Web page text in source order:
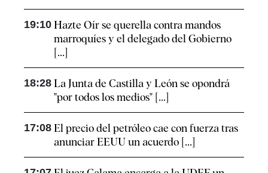
19:10 Hazte Oír se querella contra mandos
marroquíes y el delegado del Gobierno
[...]
18:28 La Junta de Castilla y León se opondrá
"por todos los medios" [...]
17:08 El precio del petróleo cae con fuerza tras
anunciar EEUU un acuerdo [...]